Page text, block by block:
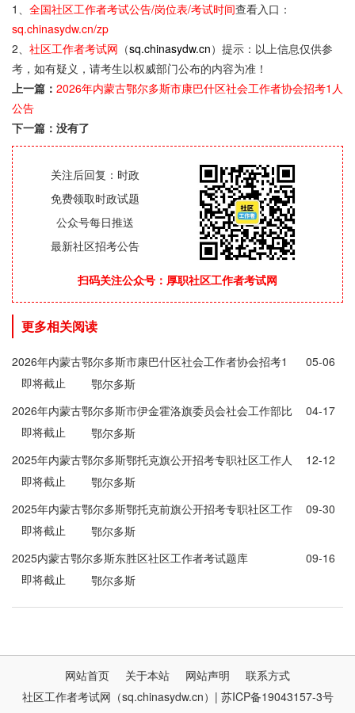
1、 全国社区工作者考试公告/岗位表/考试时间查看入口：
sq.chinasydw.cn/zp
2、 社区工作者考试网 （sq.chinasydw.cn）提示：以上信息仅供参
考，如有疑义，请考生以权威部门公布的内容为准！
上一篇： 2026年内蒙古鄂尔多斯市康巴什区社会工作者协会招考1人
公告
下一篇：没有了
关注后回复：时政
免费领取时政试题
公众号每日推送
最新社区招考公告
扫码关注公众号：厚职社区工作者考试网
更多相关阅读
2026年内蒙古鄂尔多斯市康巴什区社会工作者协会招考1
人公告
05-06
即将截止
鄂尔多斯
2026年内蒙古鄂尔多斯市伊金霍洛旗委员会社会工作部比
选50名社区工作者公告
04-17
即将截止
鄂尔多斯
2025年内蒙古鄂尔多斯鄂托克旗公开招考专职社区工作人
员30人公告
12-12
即将截止
鄂尔多斯
2025年内蒙古鄂尔多斯鄂托克前旗公开招考专职社区工作
者20人公告
09-30
即将截止
鄂尔多斯
2025内蒙古鄂尔多斯东胜区社区工作者考试题库
09-16
即将截止
鄂尔多斯
网站首页 关于本站 网站声明
联系方式
社区工作者考试网（sq.chinasydw.cn）| 苏ICP备19043157-3号